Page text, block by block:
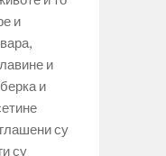
и
и
и
су
су